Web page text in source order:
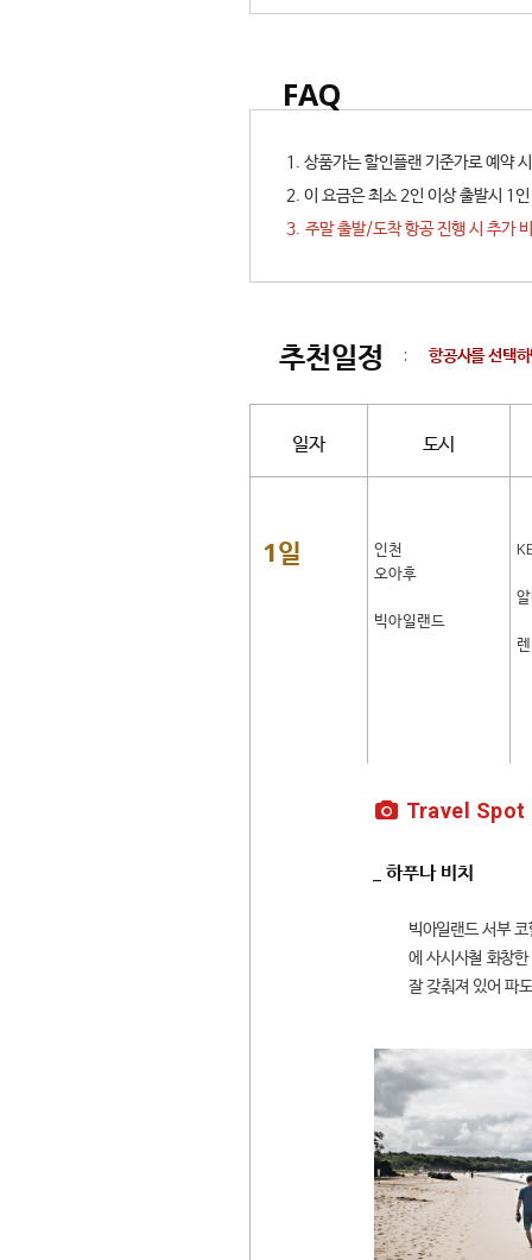
FAQ
1. 상품가는 할인플랜 기준가로 예약
2. 이 요금은 최소 2인 이상 출발시 1
3. 주말 출발/도착 항공 진행 시 추가
추천일정 : 항공사를 선택
일자 도시
1일
인천
오아후
빅아일랜드
Travel Spot
_ 하푸나 비치
빅아일랜드 서부
에 사시사철 화창
잘 갖춰져 있어 파